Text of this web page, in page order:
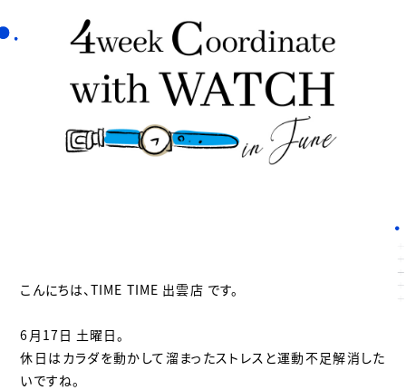
こんにちは、TIME TIME 出雲店 です。
6月17日 土曜日。
休日はカラダを動かして溜まったストレスと運動不足解消した
いですね。